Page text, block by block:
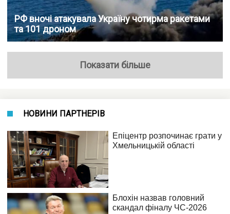
РФ вночі атакувала Україну чотирма ракетами
та 101 дроном
Показати більше
НОВИНИ ПАРТНЕРІВ